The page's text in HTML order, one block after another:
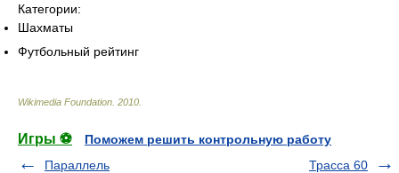
Категории:
Шахматы
Футбольный рейтинг
Wikimedia Foundation 2010
Игры ⚽
Поможем решить контрольную работу
Параллель
Трасса 60